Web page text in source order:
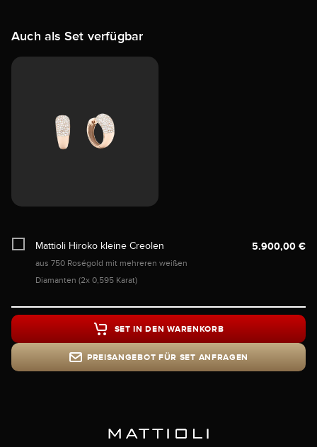
Auch als Set verfügbar
Mattioli Hiroko kleine Creolen
aus 750 Roségold mit mehreren weißen
Diamanten (2x 0,595 Karat)
5.900,00 €
PREISANGEBOT FÜR SET ANFRAGEN
SET IN DEN WARENKORB